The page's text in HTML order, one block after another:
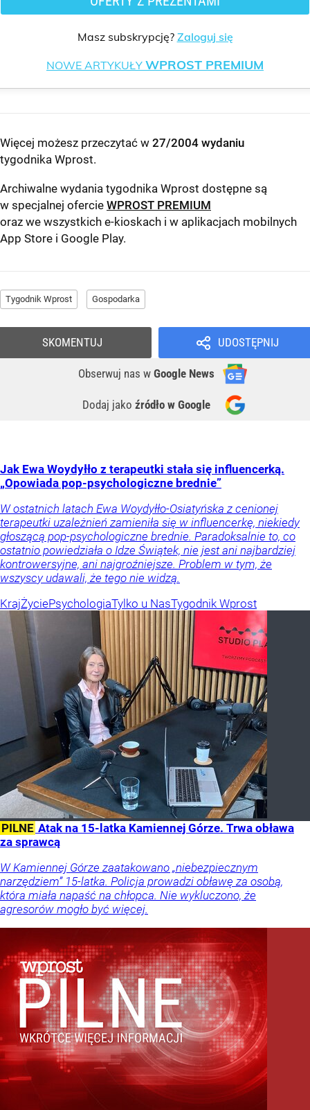
Masz subskrypcję? Zaloguj się
NOWE ARTYKUŁY WPROST PREMIUM
Więcej możesz przeczytać w 27/2004 wydaniu
tygodnika Wprost.
Archiwalne wydania tygodnika Wprost dostępne są
w specjalnej ofercie WPROST PREMIUM
oraz we wszystkich e-kioskach i w aplikacjach mobilnych
App Store i Google Play.
Tygodnik Wprost Gospodarka
UDOSTĘPNIJ
Obserwuj nas w Google News
Dodaj jako źródło w Google
SKOMENTUJ
Jak Ewa Woydyłło z terapeutki stała się influencerką.
„Opowiada pop-psychologiczne brednie”
W ostatnich latach Ewa Woydyłło-Osiatyńska z cenionej
terapeutki uzależnień zamieniła się w influencerkę, niekiedy
głoszącą pop-psychologiczne brednie. Paradoksalnie to, co
ostatnio powiedziała o Idze Świątek, nie jest ani najbardziej
kontrowersyjne, ani najgroźniejsze. Problem w tym, że
wszyscy udawali, że tego nie widzą.
KrajŻyciePsychologiaTylko u NasTygodnik Wprost
PILNE Atak na 15-latka Kamiennej Górze. Trwa obława
za sprawcą
W Kamiennej Górze zaatakowano „niebezpiecznym
narzędziem” 15-latka. Policja prowadzi obławę za osobą,
która miała napaść na chłopca. Nie wykluczono, że
agresorów mogło być więcej.